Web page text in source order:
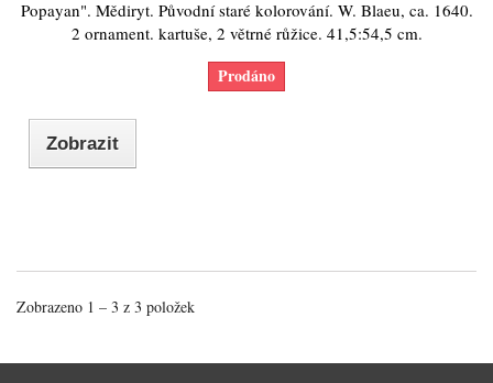
Popayan". Mědiryt. Původní staré kolorování. W. Blaeu, ca. 1640.
2 ornament. kartuše, 2 větrné růžice. 41,5:54,5 cm.
Prodáno
Zobrazit
Zobrazeno 1 – 3 z 3 položek